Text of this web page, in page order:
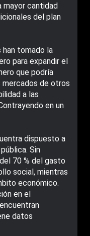
mayor cantidad
del plan
han tomado la
para expandir el
que podría
mercados de otros
a las
en un
dispuesto a
Sin
70 % del gasto
social, mientras
económico.
en el
datos